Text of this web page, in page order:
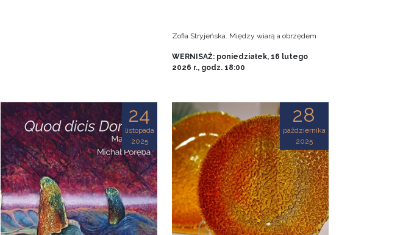
Zofia Stryjeńska. Między wiarą a obrzędem
WERNISAŻ: poniedziałek, 16 lutego
2026 r., godz. 18:00
24
listopada
2025
28
października
2025